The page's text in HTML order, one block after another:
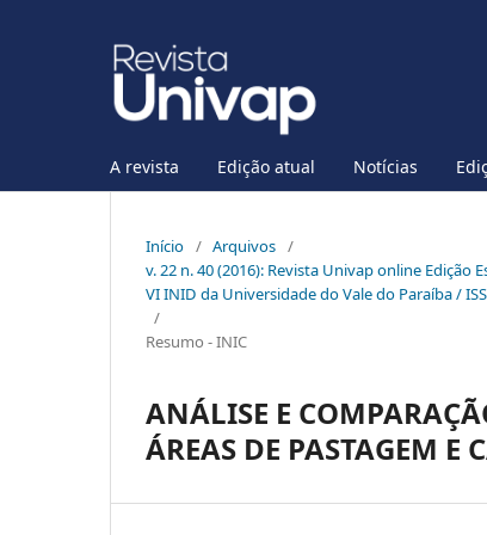
A revista Edição atual Notícias
Início / Arquivos /
v. 22 n. 40 (2016): Revista Univap online Edição
VI INID da Universidade do Vale do Paraíba /
/
Resumo - INIC
ANÁLISE E
ÁREAS DE PASTAGEM E